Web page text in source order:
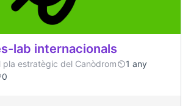
lab internacionals
pla estratègic del Canòdrom
1 any
0